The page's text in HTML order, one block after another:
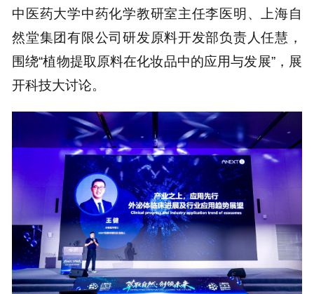
中医药大学中药化学教研室主任李医明、上海自
然堂集团有限公司研发原料开发部负责人任慧，
围绕“植物提取原料在化妆品中的应用与发展”，展
开科技大讨论。